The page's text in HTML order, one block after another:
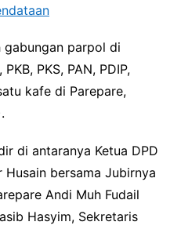
gabungan parpol di
PKS, PAN, PDIP,
kafe di Parepare,
di antaranya Ketua DPD
Husain bersama Jubirnya
Andi Muh Fudail
Hasyim, Sekretaris